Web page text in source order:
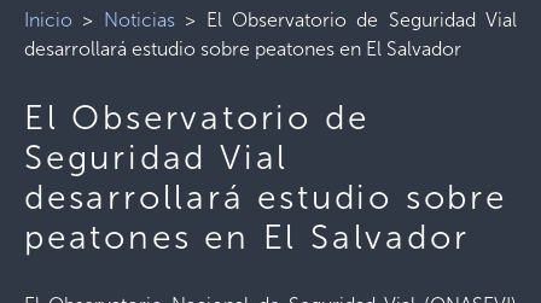
Inicio > Noticias> El Observatorio de Seguridad Vial
desarrollará estudio sobre peatones en El Salvador
El Observatorio de
Seguridad Vial
desarrollará estudio sobre
peatones en El Salvador